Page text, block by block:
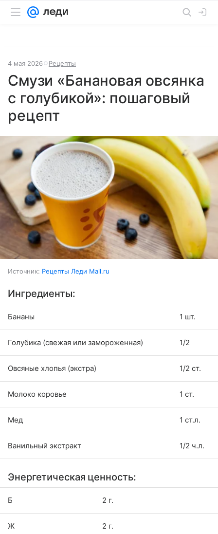
4 мая 2026 Рецепты
Смузи «Банановая овсянка
с голубикой»: пошаговый
рецепт
Источник: Рецепты Леди Mail.ru
Ингредиенты:
Бананы 1 шт.
Голубика (свежая или замороженная) 1/2
Овсяные хлопья (экстра) 1/2 ст.
Молоко коровье 1 ст.
Мед 1 ст.л.
Ванильный экстракт 1/2 ч.л.
Энергетическая ценность:
Б 2 г.
Ж 2 г.